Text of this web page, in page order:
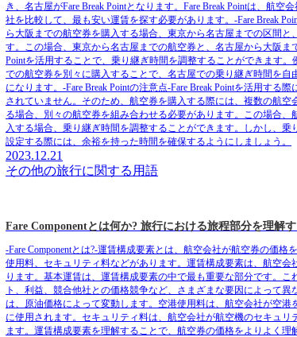
き、名古屋がFare Break Pointとなります。Fare Break Pointは、航
社を比較して、最も安い運賃を探す必要があります。-Fare Break
ら大阪までの航空券を購入する場合、東京から名古屋までの区間
す。この場合、東京から名古屋までの航空券と、名古屋から大阪
Pointを活用することで、乗り継ぎ時間を調整することができます
での航空券を別々に購入することで、名古屋での乗り継ぎ時間を
になります。-Fare Break Pointの注意点-Fare Break Pointを活用す
されていません。そのため、航空券を購入する際には、複数の航
る場合、別々の航空券を組み合わせる必要があります。この場合
入する場合、乗り継ぎ時間を調整することができます。しかし、
設定する際には、余裕を持った時間を確保するようにしましょう。
2023.12.21
その他の旅行に関する用語
Fare Componentとは何か? 旅行における旅程部分を理解
-Fare Componentとは?-運賃構成要素とは、航空会社が航空券の価
使用料、セキュリティ料などがあります。運賃構成要素は、航空
ります。基本運賃は、運賃構成要素の中で最も重要な部分です。
ト、利益、競合他社との価格競争など、さまざまな要因によって
は、原油価格によって変動します。空港使用料は、航空会社が空
に使用されます。セキュリティ料は、航空会社が航空機のセキュ
ます。運賃構成要素を理解することで、航空券の価格をよりよく